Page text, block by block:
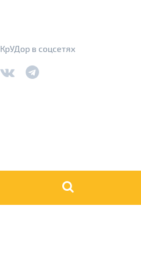
КрУДор в соцсетях